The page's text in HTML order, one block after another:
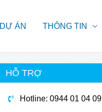
DỰ ÁN THÔNG TIN
HỖ TRỢ
Hotline: 0944 01 04 09